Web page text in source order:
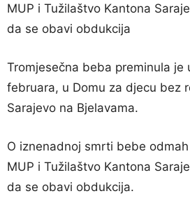
MUP i Tužilaštvo Kantona
da se obavi obdukcija
Tromjesečna beba preminula je
februara, u Domu za djecu bez
Sarajevo na Bjelavama.
O iznenadnoj smrti bebe
MUP i Tužilaštvo Kantona
da se obavi obdukcija.